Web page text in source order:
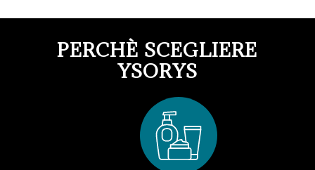
PERCHÈ SCEGLIERE
YSORYS